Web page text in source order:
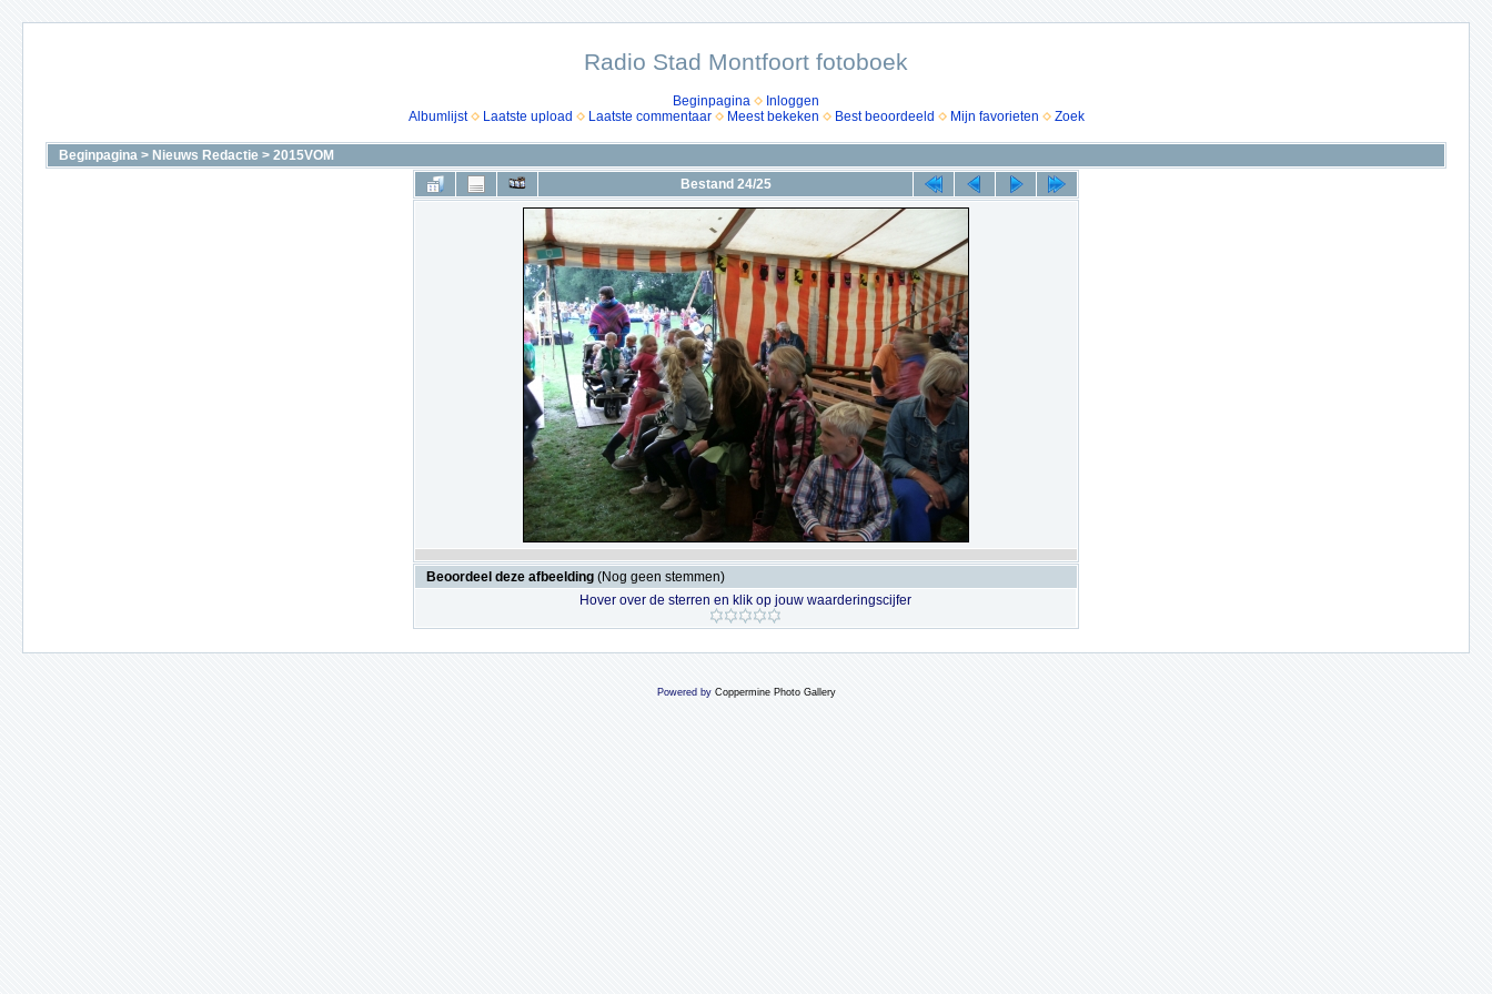
Radio Stad Montfoort fotoboek
Beginpagina
Inloggen
Albumlijst
Laatste upload Laatste commentaar Meest bekeken Best beoordeeld Mijn favorieten Zoek
Beginpagina > Nieuws Redactie > 2015VOM
Bestand 24/25
Beoordeel deze afbeelding (Nog geen stemmen)
Hover over de sterren en klik op jouw waarderingscijfer
Powered by Coppermine Photo Gallery